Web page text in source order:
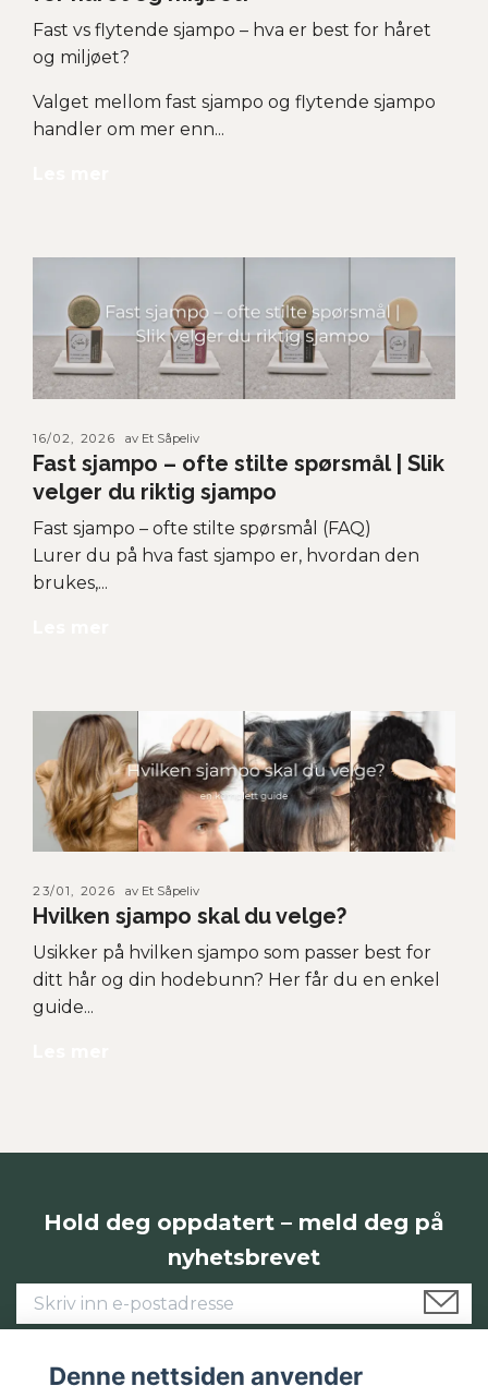
Fast vs flytende sjampo – hva er best for håret
og miljøet?
Valget mellom fast sjampo og flytende sjampo
handler om mer enn...
16/02, 2026 av Et Såpeliv
Fast sjampo – ofte stilte spørsmål | Slik
velger du riktig sjampo
Fast sjampo – ofte stilte spørsmål (FAQ)
Lurer du på hva fast sjampo er, hvordan den
brukes,...
23/01, 2026 av Et Såpeliv
Hvilken sjampo skal du velge?
Usikker på hvilken sjampo som passer best for
ditt hår og din hodebunn? Her får du en enkel
guide...
Hold deg oppdatert – meld deg på
nyhetsbrevet
Denne nettsiden anvender